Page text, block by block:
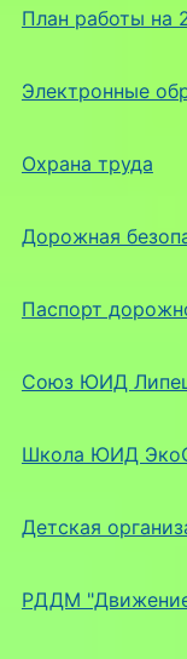
План работы на
Электронные
Охрана труда
Дорожная
Паспорт
Союз ЮИД
Школа ЮИД
Детская
РДДМ